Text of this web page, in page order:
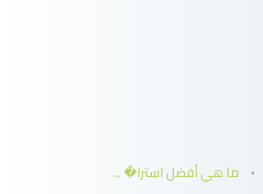
ما هي أفضل استرا� ...